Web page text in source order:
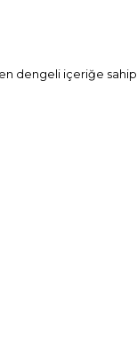
dengeli içeriğe sahip